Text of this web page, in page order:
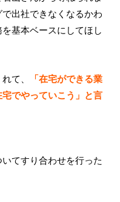
出社できなくなるかわ
基本ベースにしてほし
て、
「在宅ができる業
でやっていこう」と言
てすり合わせを行った